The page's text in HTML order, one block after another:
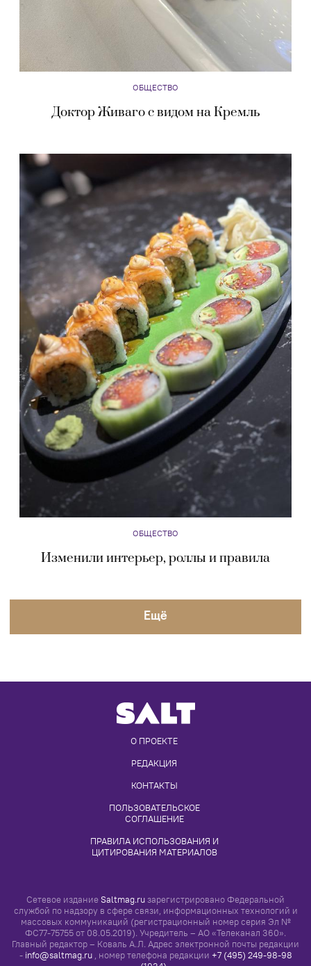
ОБЩЕСТВО
Доктор Живаго с видом на Кремль
ОБЩЕСТВО
Изменили интерьер, роллы и правила
Eщё
О ПРОЕКТЕ
РЕДАКЦИЯ
КОНТАКТЫ
ПОЛЬЗОВАТЕЛЬСКОЕ
СОГЛАШЕНИЕ
ПРАВИЛА ИСПОЛЬЗОВАНИЯ И
ЦИТИРОВАНИЯ МАТЕРИАЛОВ
Сетевое издание Saltmag.ru зарегистрировано Федеральной
службой по надзору в сфере связи, информационных технологий и
массовых коммуникаций (регистрационный номер серия Эл №
ФС77-75755 от 08.05.2019). Учредитель – АО «Телеканал 360».
Главный редактор – Коваль А.Л. Адрес электронной почты редакции
- info@saltmag.ru, номер телефона редакции +7 (495) 249-98-98